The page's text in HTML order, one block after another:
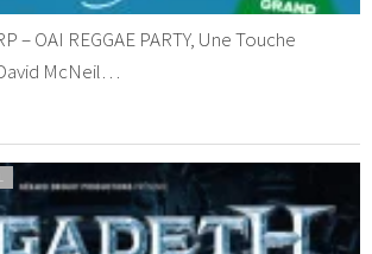
– OAI REGGAE PARTY, Une Touche
McNeil…